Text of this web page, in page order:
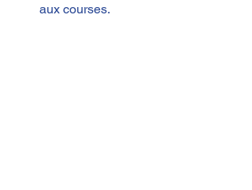
aux courses.